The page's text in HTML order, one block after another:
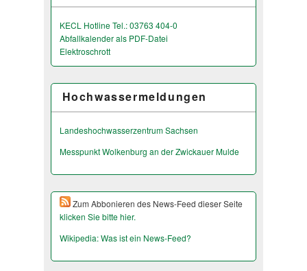
KECL Hotline Tel.: 03763 404-0
Abfallkalender als PDF-Datei
Elektroschrott
Hochwassermeldungen
Landeshochwas­serzentrum Sachsen
Messpunkt Wolkenburg an der Zwickauer Mulde
Zum Abbonieren des News-Feed dieser Seite
klicken Sie bitte hier.
Wikipedia: Was ist ein News-Feed?